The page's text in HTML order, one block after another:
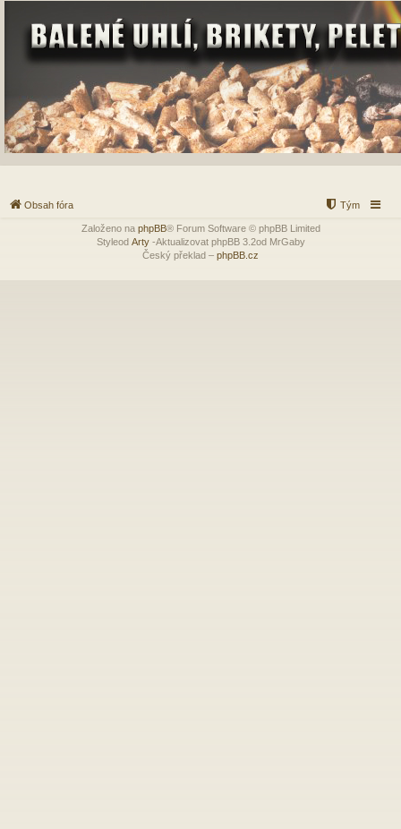
Obsah fóra Tým
Založeno na phpBB® Forum Software © phpBB Limited
Styleod Arty-Aktualizovat phpBB 3.2od MrGaby
Český překlad – phpBB.cz